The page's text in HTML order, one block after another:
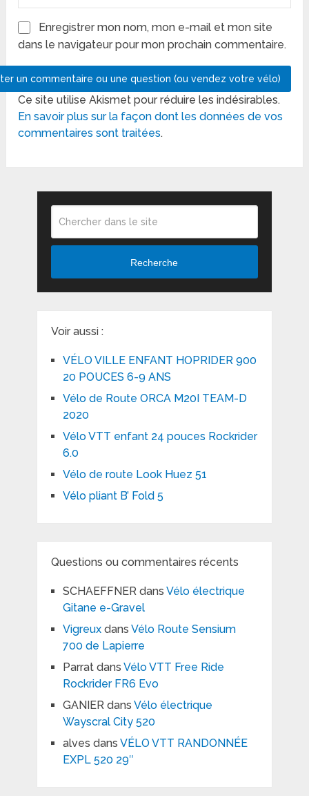
Enregistrer mon nom, mon e-mail et mon site
dans le navigateur pour mon prochain commentaire.
Ce site utilise Akismet pour réduire les indésirables.
En savoir plus sur la façon dont les données de vos
commentaires sont traitées.
Recherche
Voir aussi :
VÉLO VILLE ENFANT HOPRIDER 900
20 POUCES 6-9 ANS
Vélo de Route ORCA M20I TEAM-D
2020
Vélo VTT enfant 24 pouces Rockrider
6.0
Vélo de route Look Huez 51
Vélo pliant B’ Fold 5
Questions ou commentaires récents
SCHAEFFNERdans Vélo électrique
Gitane e-Gravel
Vigreuxdans Vélo Route Sensium
700 de Lapierre
Parratdans Vélo VTT Free Ride
Rockrider FR6 Evo
GANIERdans Vélo électrique
Wayscral City 520
alves dans VÉLO VTT RANDONNÉE
EXPL 520 29″